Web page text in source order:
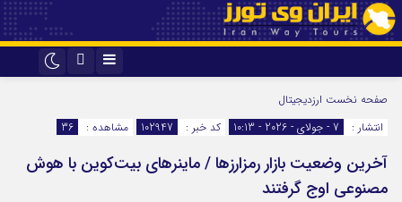
اینستاگرام
صفحه نخست ارزدیجیتال
انتشار :
7 - جولای - 2026 - 10:13 کد خبر : 102947 مشاهده : 36
آخرین وضعیت بازار رمزارزها / ماینرهای بیت‌کوین با هوش
مصنوعی اوج گرفتند